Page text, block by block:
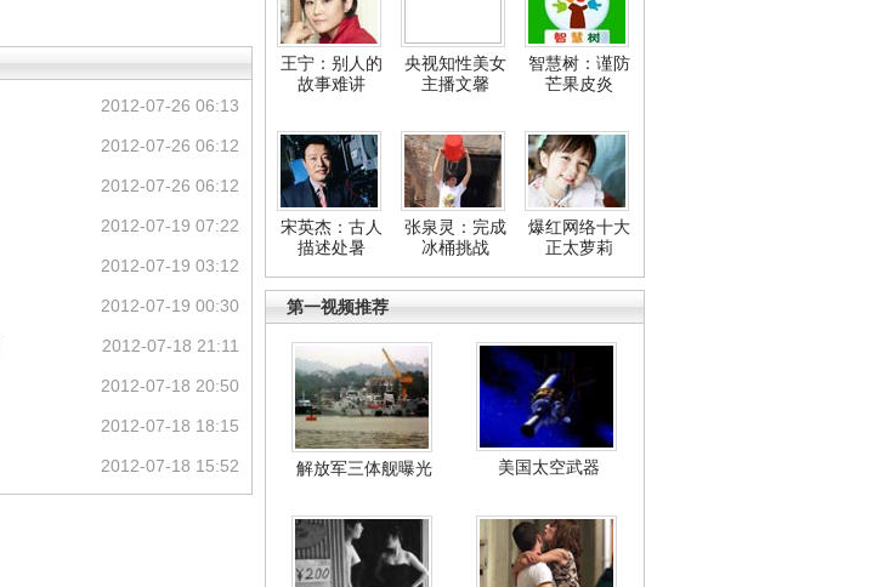
王宁：别人的
故事难讲
央视知性美女
主播文馨
智慧树：谨防
芒果皮炎
宋英杰：古人
描述处暑
张泉灵：完成
冰桶挑战
爆红网络十大
正太萝莉
第一视频推荐
解放军三体舰曝光 美国太空武器
2012-07-26 06:13
2012-07-26 06:12
2012-07-26 06:12
2012-07-19 07:22
2012-07-19 03:12
2012-07-19 00:30
2012-07-18 21:11
2012-07-18 20:50
2012-07-18 18:15
2012-07-18 15:52